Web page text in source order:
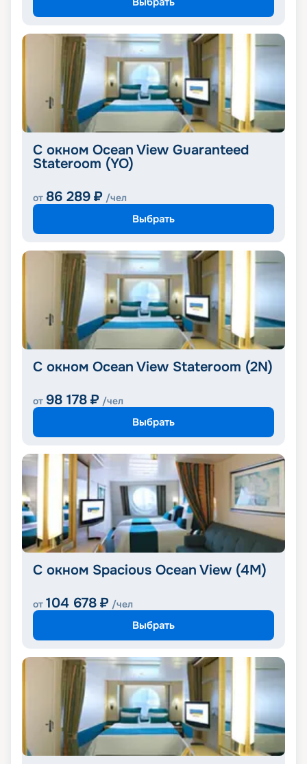
С окном Ocean View Guaranteed
Stateroom (YO)
от 86 289 ₽ /чел
Выбрать
С окном Ocean View Stateroom (2N)
от 98 178 ₽ /чел
Выбрать
С окном Spacious Ocean View (4M)
от 104 678 ₽ /чел
Выбрать